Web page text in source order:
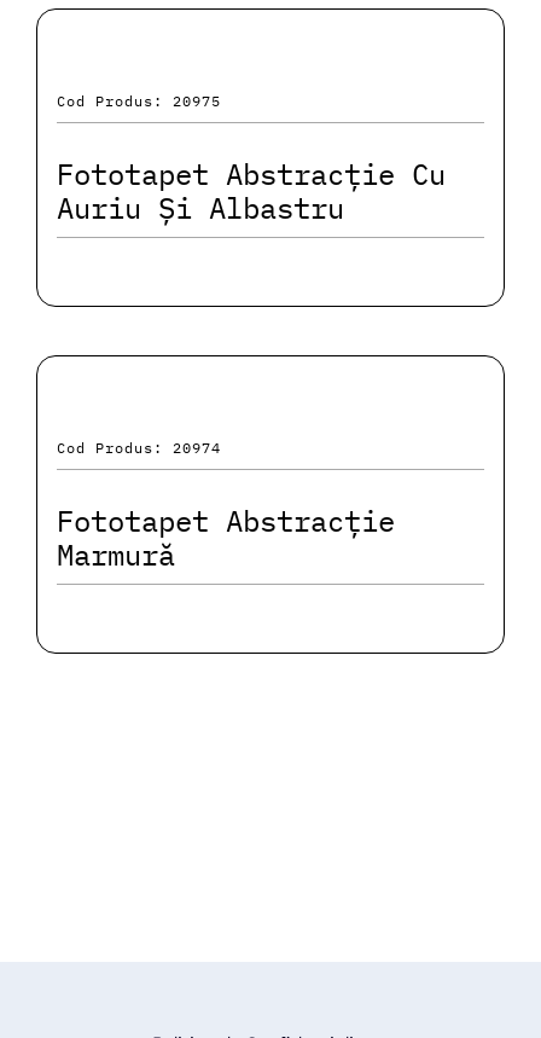
Cod Produs: 20975
Fototapet Abstracție Cu
Auriu Și Albastru
Cod Produs: 20974
Fototapet Abstracție
Marmură